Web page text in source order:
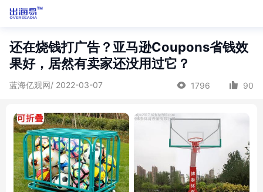
还在烧钱打广告？亚马逊Coupons省钱效
果好，居然有卖家还没用过它？
蓝海亿观网/ 2022-03-07 1796 90